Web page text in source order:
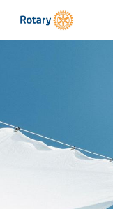
Siirry
Kaarinan Rotaryklubi